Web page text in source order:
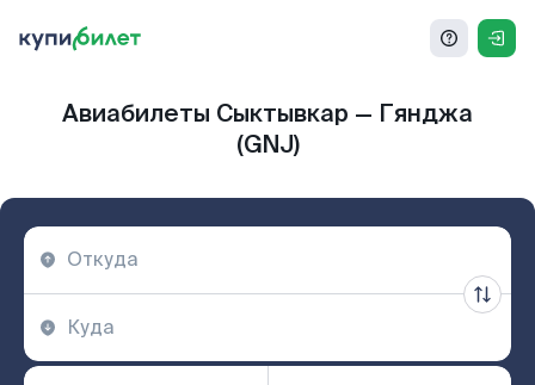
Авиабилеты Сыктывкар — Гянджа
(GNJ)